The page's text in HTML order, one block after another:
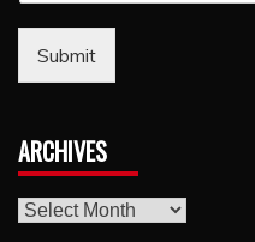
Submit
ARCHIVES
archives